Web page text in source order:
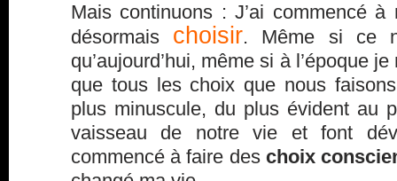
Mais continuons : J’ai commencé
désormais choisir. Même si ce
qu’aujourd’hui, même si à l’époque
que tous les choix que nous
plus minuscule, du plus évident au
vaisseau de notre vie et font
commencé à faire des choix